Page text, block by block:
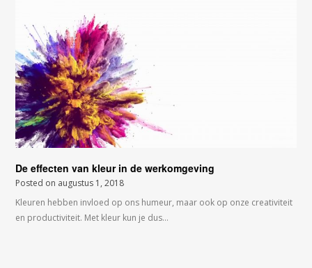
De effecten van kleur in de werkomgeving
Posted on augustus 1, 2018
Kleuren hebben invloed op ons humeur, maar ook op onze creativiteit
en productiviteit. Met kleur kun je dus…